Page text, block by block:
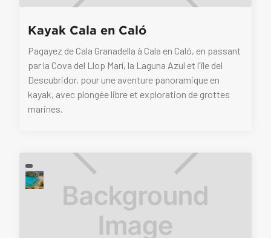
Kayak Cala en Caló
Pagayez de Cala Granadella à Cala en Caló, en passant
par la Cova del Llop Marí, la Laguna Azul et l'île del
Descubridor, pour une aventure panoramique en
kayak, avec plongée libre et exploration de grottes
marines.